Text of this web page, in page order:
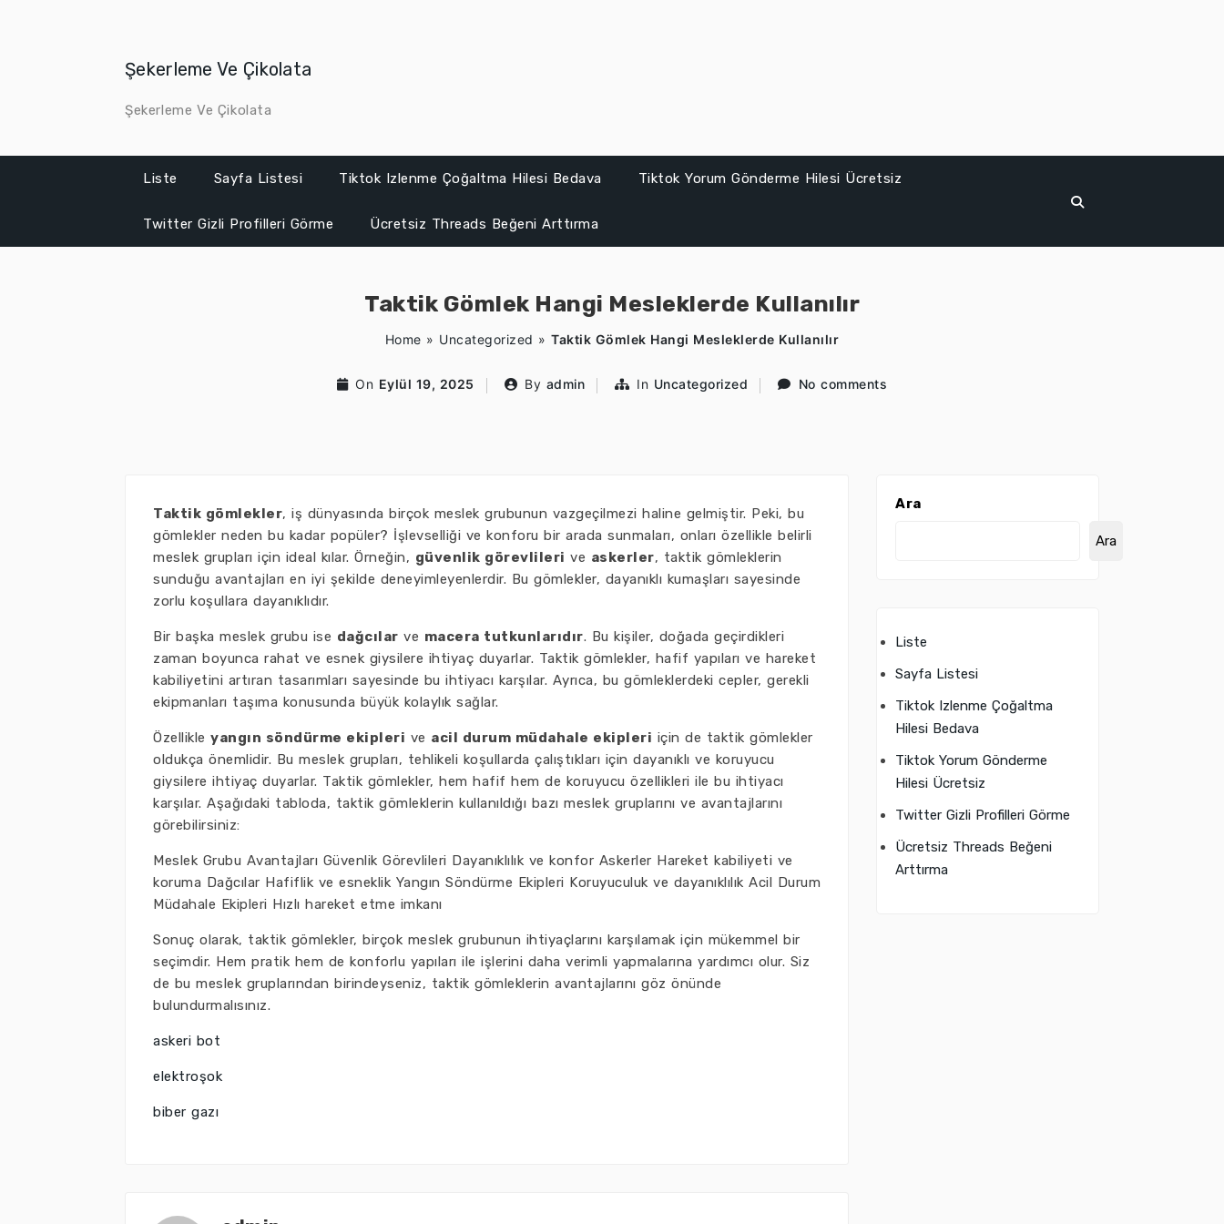
Şekerleme Ve Çikolata
Şekerleme Ve Çikolata
Liste Sayfa Listesi Tiktok Izlenme Çoğaltma Hilesi Bedava Tiktok Yorum Gönderme Hilesi Ücretsiz
Twitter Gizli Profilleri Görme Ücretsiz Threads Beğeni Arttırma
Taktik Gömlek Hangi Mesleklerde Kullanılır
Home » Uncategorized »Taktik Gömlek Hangi Mesleklerde Kullanılır
On Eylül 19, 2025 By admin In Uncategorized No comments
Taktik gömlekler, iş dünyasında birçok meslek grubunun vazgeçilmezi haline gelmiştir. Peki, bu
gömlekler neden bu kadar popüler? İşlevselliği ve konforu bir arada sunmaları, onları özellikle belirli
meslek grupları için ideal kılar. Örneğin, güvenlik görevlileri ve askerler, taktik gömleklerin
sunduğu avantajları en iyi şekilde deneyimleyenlerdir. Bu gömlekler, dayanıklı kumaşları sayesinde
zorlu koşullara dayanıklıdır.
Bir başka meslek grubu ise dağcılar ve macera tutkunlarıdır. Bu kişiler, doğada geçirdikleri
zaman boyunca rahat ve esnek giysilere ihtiyaç duyarlar. Taktik gömlekler, hafif yapıları ve hareket
kabiliyetini artıran tasarımları sayesinde bu ihtiyacı karşılar. Ayrıca, bu gömleklerdeki cepler, gerekli
ekipmanları taşıma konusunda büyük kolaylık sağlar.
Özellikle yangın söndürme ekipleri ve acil durum müdahale ekipleri için de taktik gömlekler
oldukça önemlidir. Bu meslek grupları, tehlikeli koşullarda çalıştıkları için dayanıklı ve koruyucu
giysilere ihtiyaç duyarlar. Taktik gömlekler, hem hafif hem de koruyucu özellikleri ile bu ihtiyacı
karşılar. Aşağıdaki tabloda, taktik gömleklerin kullanıldığı bazı meslek gruplarını ve avantajlarını
görebilirsiniz:
Meslek Grubu Avantajları Güvenlik Görevlileri Dayanıklılık ve konfor Askerler Hareket kabiliyeti ve
koruma Dağcılar Hafiflik ve esneklik Yangın Söndürme Ekipleri Koruyuculuk ve dayanıklılık Acil Durum
Müdahale Ekipleri Hızlı hareket etme imkanı
Sonuç olarak, taktik gömlekler, birçok meslek grubunun ihtiyaçlarını karşılamak için mükemmel bir
seçimdir. Hem pratik hem de konforlu yapıları ile işlerini daha verimli yapmalarına yardımcı olur. Siz
de bu meslek gruplarından birindeyseniz, taktik gömleklerin avantajlarını göz önünde
bulundurmalısınız.
askeri bot
elektroşok
biber gazı
Ara
Ara
Liste
Sayfa Listesi
Tiktok Izlenme Çoğaltma
Hilesi Bedava
Tiktok Yorum Gönderme
Hilesi Ücretsiz
Twitter Gizli Profilleri Görme
Ücretsiz Threads Beğeni
Arttırma